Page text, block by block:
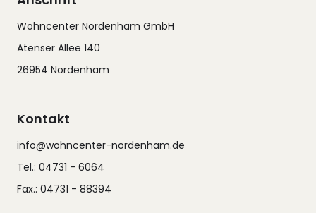
Wohncenter Nordenham GmbH
Atenser Allee 140
26954 Nordenham
Kontakt
info@wohncenter-nordenham.de
Tel.: 04731 - 6064
Fax.: 04731 - 88394